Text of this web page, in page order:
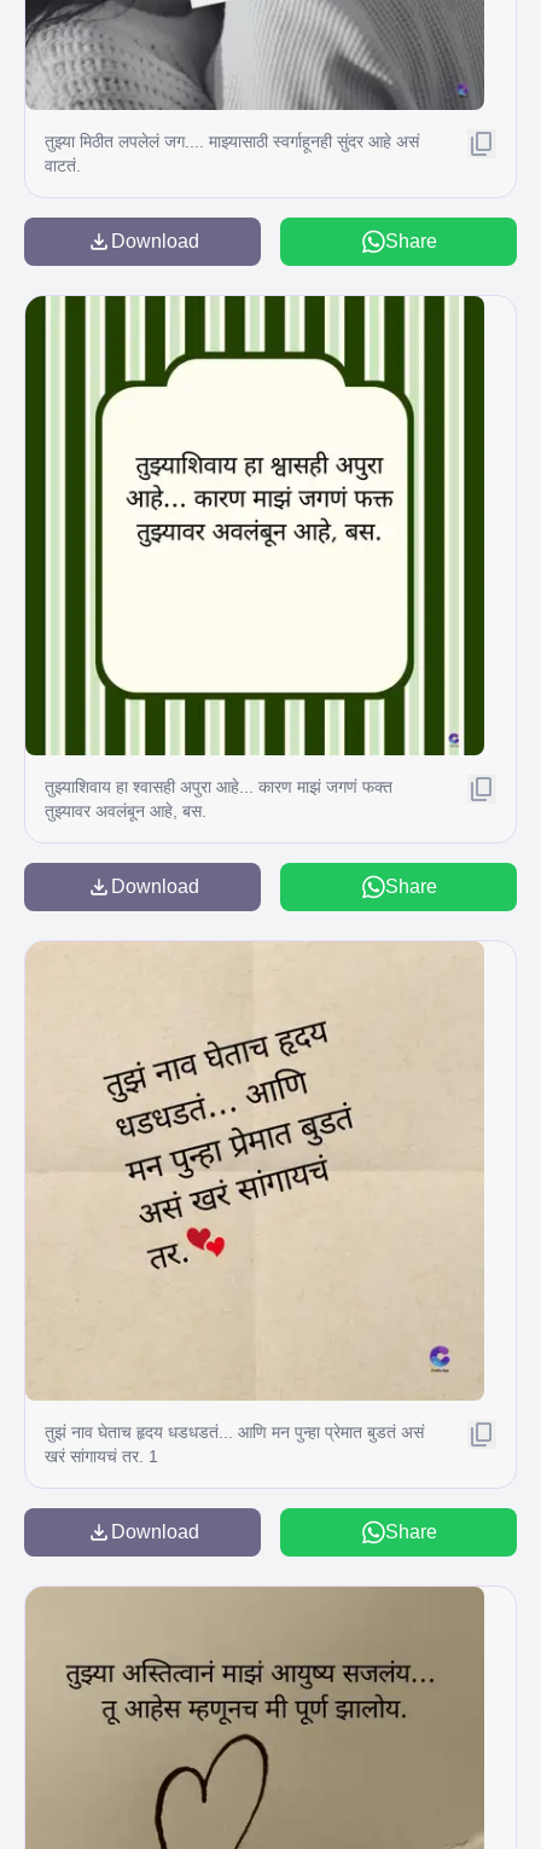
तुझ्या मिठीत लपलेलं जग.... माझ्यासाठी स्वर्गाहूनही सुंदर आहे असं
वाटतं.
Download Share
तुझ्याशिवाय हा श्वासही अपुरा आहे... कारण माझं जगणं फक्त
तुझ्यावर अवलंबून आहे, बस.
Download Share
तुझं नाव घेताच हृदय धडधडतं... आणि मन पुन्हा प्रेमात बुडतं असं
खरं सांगायचं तर. 1
Download Share